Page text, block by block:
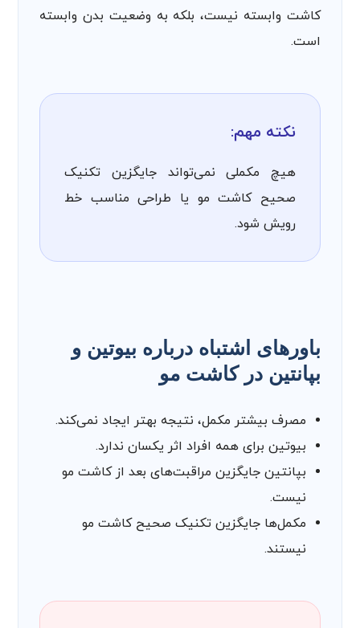
کاشت وابسته نیست، بلکه به وضعیت بدن وابسته
است.
نکته مهم:
هیچ مکملی نمی‌تواند جایگزین تکنیک
صحیح کاشت مو یا طراحی مناسب خط
رویش شود.
باورهای اشتباه درباره بیوتین و
بپانتین در کاشت مو
مصرف بیشتر مکمل، نتیجه بهتر ایجاد نمی‌کند.
بیوتین برای همه افراد اثر یکسان ندارد.
بپانتین جایگزین مراقبت‌های بعد از کاشت مو
نیست.
مکمل‌ها جایگزین تکنیک صحیح کاشت مو
نیستند.